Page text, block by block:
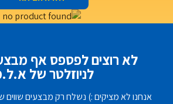
לא רוצים לפספס אף
לניוזלטר של
אנחנו לא מציקים :) נשלח רק מבצעים שווים